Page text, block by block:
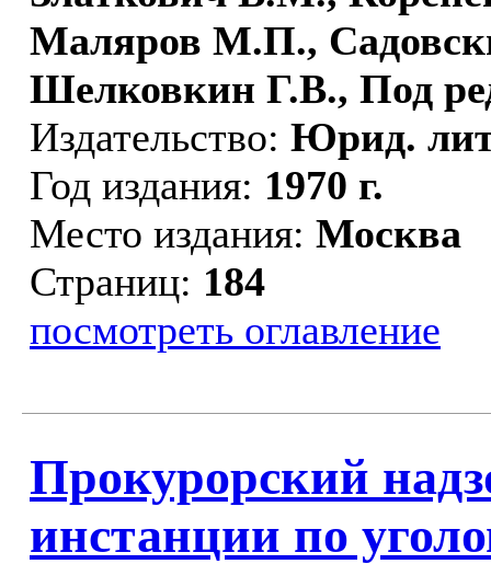
Маляров М.П.,
Шелковкин Г.В., Под
Издательство: Юрид.
Год издания: 1970 г.
Место издания: Москва
Страниц: 184
посмотреть оглавление
Прокурорский
инстанции по